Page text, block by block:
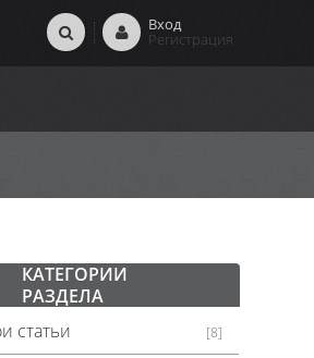
Вход
Регистрация
КАТЕГОРИИ
РАЗДЕЛА
статьи
[8]